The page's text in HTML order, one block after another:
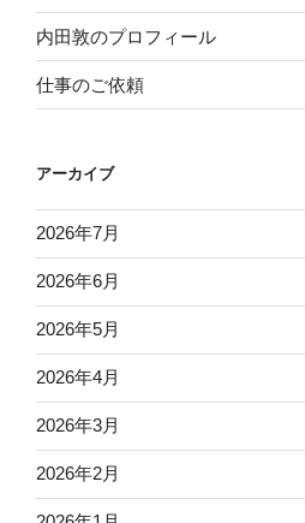
内田敦のプロフィール
仕事のご依頼
アーカイブ
2026年7月
2026年6月
2026年5月
2026年4月
2026年3月
2026年2月